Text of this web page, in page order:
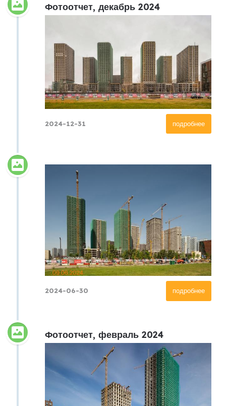
Фотоотчет, декабрь 2024
подробнее
2024-12-31
подробнее
2024-06-30
Фотоотчет, февраль 2024